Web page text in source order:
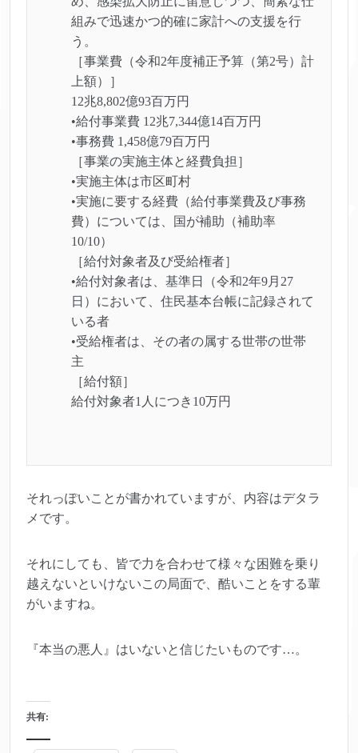
組みで迅速かつ的確に家計への支援を行
う。
［事業費（令和2年度補正予算（第2号）計
上額）］
12兆8,802億93百万円
•給付事業費 12兆7,344億14百万円
•事務費 1,458億79百万円
［事業の実施主体と経費負担］
•実施主体は市区町村
•実施に要する経費（給付事業費及び事務
費）については、国が補助（補助率
10/10）
［給付対象者及び受給権者］
•給付対象者は、基準日（令和2年9月27
日）において、住民基本台帳に記録されて
いる者
•受給権者は、その者の属する世帯の世帯
主
［給付額］
給付対象者1人につき10万円
それっぽいことが書かれていますが、内容はデタラ
メです。
それにしても、皆で力を合わせて様々な困難を乗り
越えないといけないこの局面で、酷いことをする輩
がいますね。
『本当の悪人』はいないと信じたいものです…。
共有: